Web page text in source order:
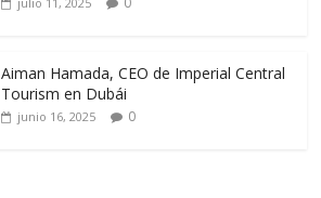
Aiman Hamada, CEO de Imperial Central
Tourism en Dubái
junio 16, 2025 0